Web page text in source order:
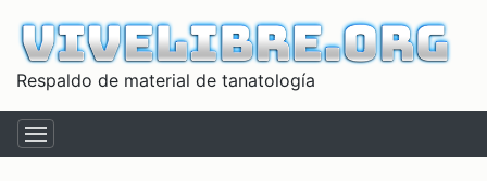
Respaldo de material de tanatología